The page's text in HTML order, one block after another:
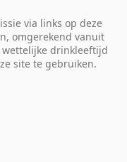
via links op deze
omgerekend vanuit
wettelijke drinkleeftijd
site te gebruiken.